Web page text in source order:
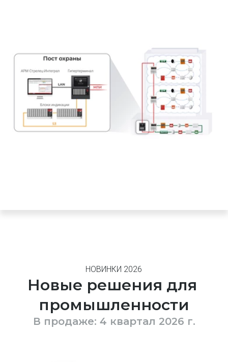
НОВИНКИ 2026
Новые решения для
промышленности
В продаже: 4 квартал 2026 г.